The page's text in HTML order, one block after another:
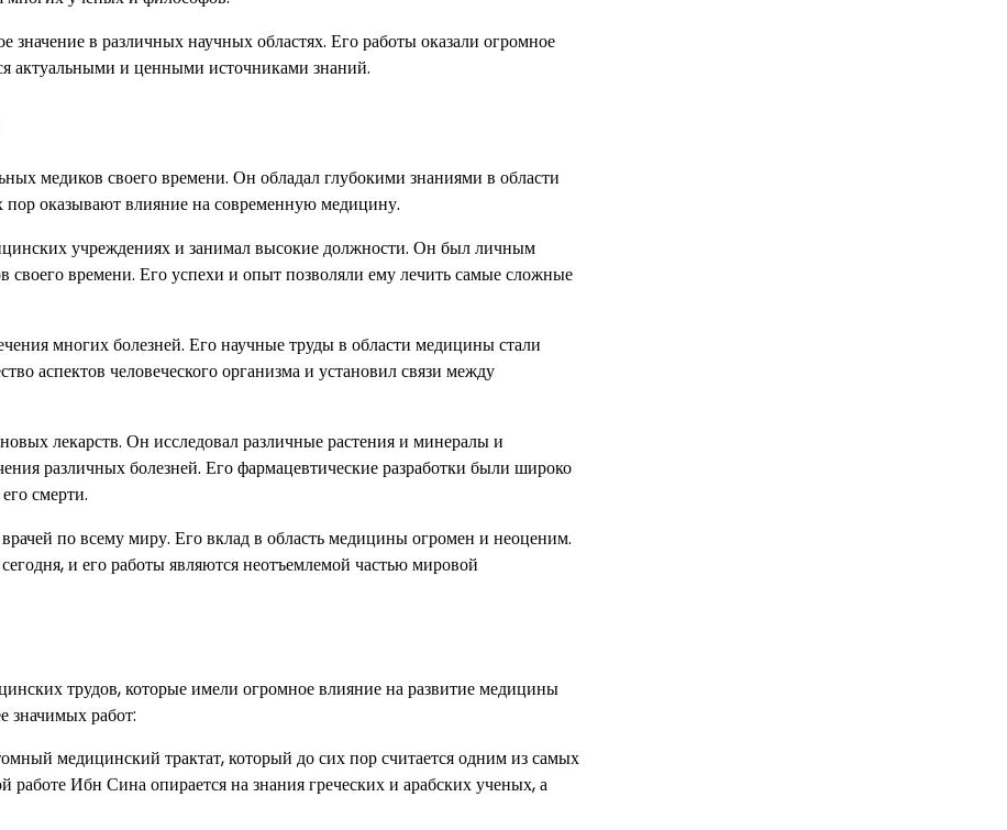
в различных научных областях. Его работы оказали огромное
актуальными и ценными источниками знаний.
медиков своего времени. Он обладал глубокими знаниями в области
оказывают влияние на современную медицину.
учреждениях и занимал высокие должности. Он был личным
времени. Его успехи и опыт позволяли ему лечить самые сложные
многих болезней. Его научные труды в области медицины стали
аспектов человеческого организма и установил связи между
лекарств. Он исследовал различные растения и минералы и
различных болезней. Его фармацевтические разработки были широко
смерти.
по всему миру. Его вклад в область медицины огромен и неоценим.
и его работы являются неотъемлемой частью мировой
трудов, которые имели огромное влияние на развитие медицины
значимых работ:
Ибн Сина опирается на знания греческих и арабских ученых, а